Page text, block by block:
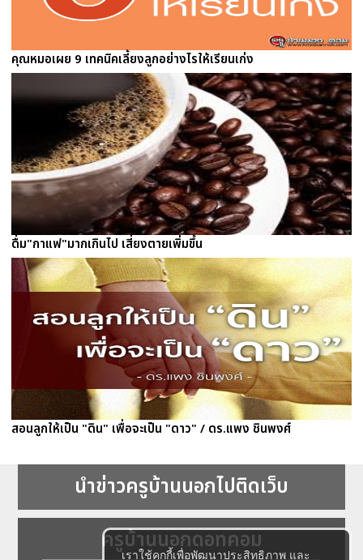
เราใช้คุกกี้เพื่อพัฒนาประสิทธิภาพ และ
คุณหมอเผย 9 เทคนิคเลี้ยงลูกอย่างไรให้เรียนเก่ง
ดื่ม"กาแฟ"มากเกินไป เสี่ยงตายเพิ่มขึ้น
สอนลูกให้เป็น "ดิน" เพื่อจะเป็น "ดาว" / ดร.แพง ชินพงศ์
นำข่าวครูบ้านนอกไปติดเว็บ
ครูบ้านนอกดอทคอม